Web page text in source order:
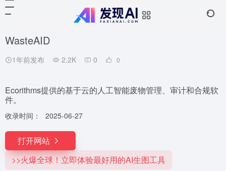
WasteAID
1年前发布 2.2K 0 0
Ecorithms提供的基于云的人工智能废物管理、审计和合规软
件。
收录时间： 2025-06-27
打开网站
>>火爆全球！立即体验最好用的AI生图工具